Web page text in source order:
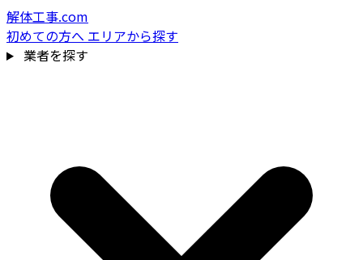
解体工事.com
初めての方へ エリアから探す
業者を探す